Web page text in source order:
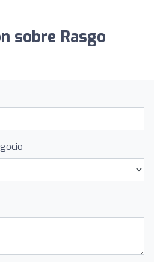
sobre Rasgo